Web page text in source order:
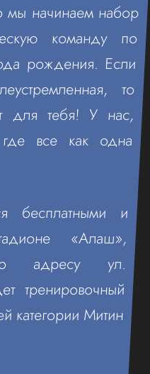
мы начинаем набор
команду по
рождения. Если
то
для тебя! У нас,
все как одна
бесплатными и
«Алаш»,
адресу ул.
тренировочный
категории Митин